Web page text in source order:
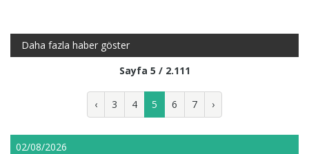
Daha fazla haber göster
Sayfa 5 / 2.111
‹ 3 4 5 6 7 ›
02/08/2026